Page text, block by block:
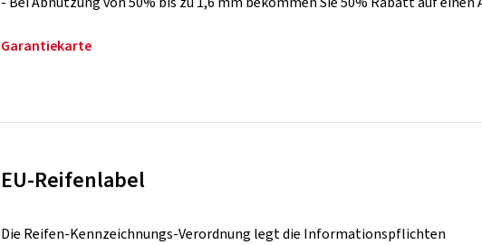
Garantiekarte
EU-Reifenlabel
Die Reifen-Kennzeichnungs-Verordnung legt die Informationspflichten